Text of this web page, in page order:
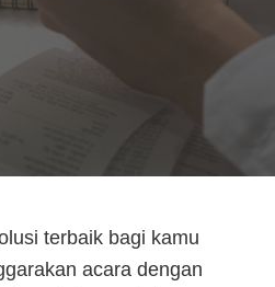
terbaik bagi kamu
acara dengan